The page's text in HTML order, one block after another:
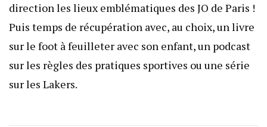
direction les lieux emblématiques des JO de Paris !
Puis temps de récupération avec, au choix, un livre
sur le foot à feuilleter avec son enfant, un podcast
sur les règles des pratiques sportives ou une série
sur les Lakers.